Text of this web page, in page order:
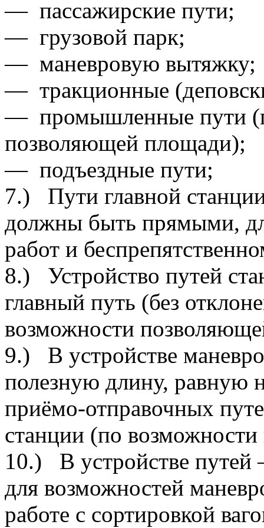
— пассажирские пути;
— грузовой парк;
— маневровую вытяжку;
— тракционные
— промышленные пути
позволяющей площади);
— подъездные пути;
7.) Пути главной
должны быть прямыми,
работ и
8.) Устройство путей
главный путь (без
возможности
9.) В устройстве
полезную длину, равную
приёмо-отправочных
станции (по
10.) В устройстве
для возможностей
работе с сортировкой